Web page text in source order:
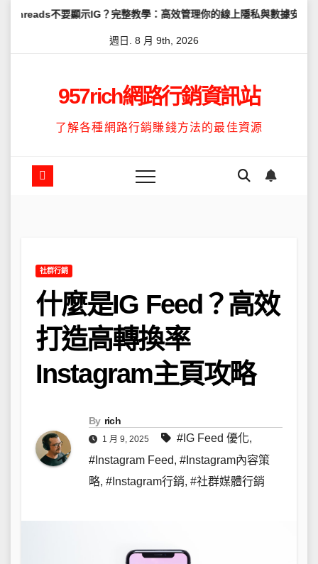
示IG？完整教學：高效管理你的線上隱私與數據安全 怎麼讓
週日. 8 月 9th, 2026
957rich網路行銷資訊站
了解各種網路行銷賺錢方法的最佳資源
社群行銷
什麼是IG Feed？高效
打造高轉換率
Instagram主頁攻略
By rich
1 月 9, 2025 #IG Feed 優化,
#Instagram Feed, #Instagram內容策
略, #Instagram行銷, #社群媒體行銷